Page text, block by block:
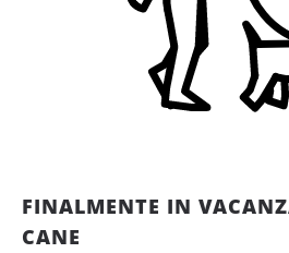
FINALMENTE IN
CANE